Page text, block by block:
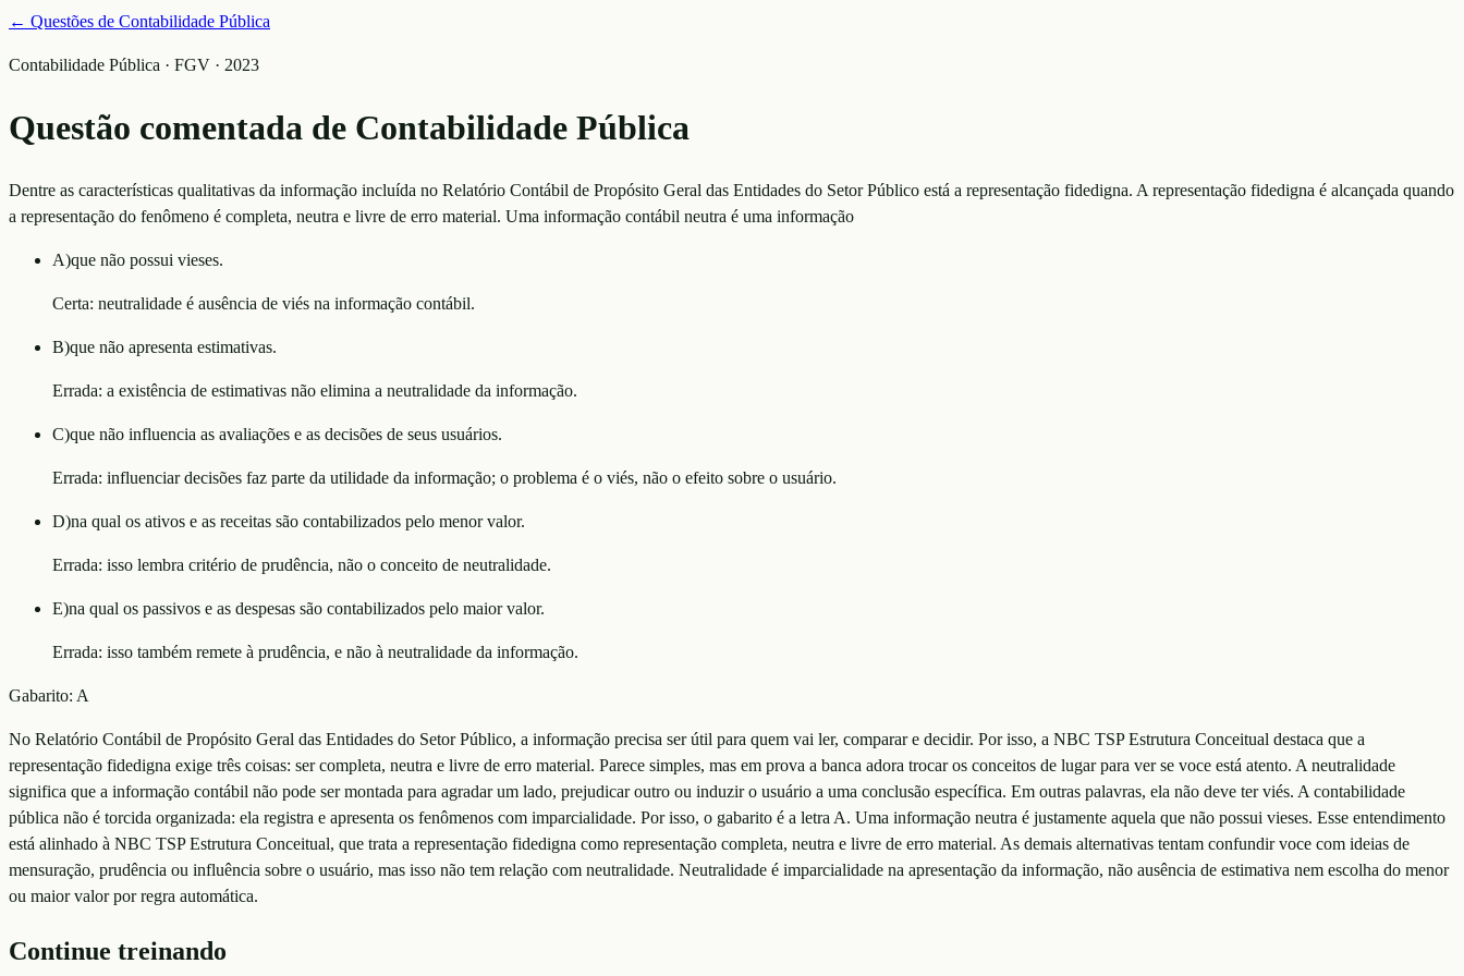
← Questões de Contabilidade Pública
Contabilidade Pública · FGV · 2023
Questão comentada de Contabilidade Pública
Dentre as características qualitativas da informação incluída no Relatório Contábil de Propósito Geral das Entidades do Setor Público está a representação fidedigna. A representação fidedigna é alcançada quando
a representação do fenômeno é completa, neutra e livre de erro material. Uma informação contábil neutra é uma informação
A)que não possui vieses.
Certa: neutralidade é ausência de viés na informação contábil.
B)que não apresenta estimativas.
Errada: a existência de estimativas não elimina a neutralidade da informação.
C)que não influencia as avaliações e as decisões de seus usuários.
Errada: influenciar decisões faz parte da utilidade da informação; o problema é o viés, não o efeito sobre o usuário.
D)na qual os ativos e as receitas são contabilizados pelo menor valor.
Errada: isso lembra critério de prudência, não o conceito de neutralidade.
E)na qual os passivos e as despesas são contabilizados pelo maior valor.
Errada: isso também remete à prudência, e não à neutralidade da informação.
Gabarito: A
No Relatório Contábil de Propósito Geral das Entidades do Setor Público, a informação precisa ser útil para quem vai ler, comparar e decidir. Por isso, a NBC TSP Estrutura Conceitual destaca que a
representação fidedigna exige três coisas: ser completa, neutra e livre de erro material. Parece simples, mas em prova a banca adora trocar os conceitos de lugar para ver se voce está atento. A neutralidade
significa que a informação contábil não pode ser montada para agradar um lado, prejudicar outro ou induzir o usuário a uma conclusão específica. Em outras palavras, ela não deve ter viés. A contabilidade
pública não é torcida organizada: ela registra e apresenta os fenômenos com imparcialidade. Por isso, o gabarito é a letra A. Uma informação neutra é justamente aquela que não possui vieses. Esse entendimento
está alinhado à NBC TSP Estrutura Conceitual, que trata a representação fidedigna como representação completa, neutra e livre de erro material. As demais alternativas tentam confundir voce com ideias de
mensuração, prudência ou influência sobre o usuário, mas isso não tem relação com neutralidade. Neutralidade é imparcialidade na apresentação da informação, não ausência de estimativa nem escolha do menor
ou maior valor por regra automática.
Continue treinando